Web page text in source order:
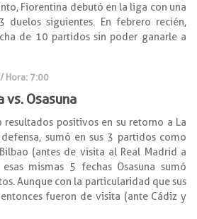
Fiorentina debutó en la liga con una
duelos siguientes. En febrero recién,
de 10 partidos sin poder ganarle a
Hora: 7:00
Osasuna
resultados positivos en su retorno a La
sumó en sus 3 partidos como
(antes de visita al Real Madrid a
mismas 5 fechas Osasuna sumó
Aunque con la particularidad que sus
fueron de visita (ante Cádiz y